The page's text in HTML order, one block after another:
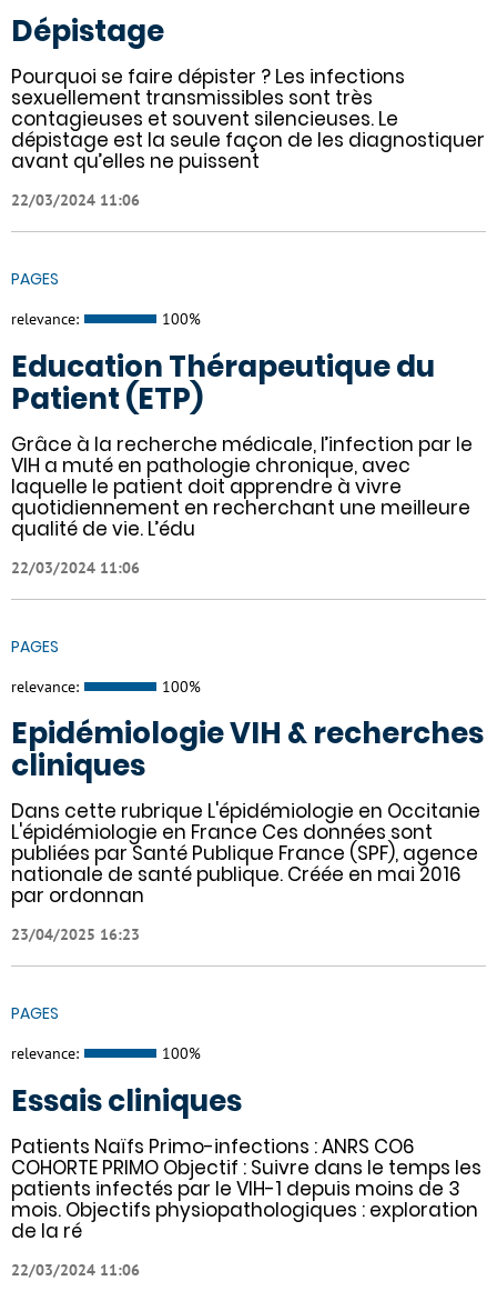
Dépistage
Pourquoi se faire dépister ? Les infections
sexuellement transmissibles sont très
contagieuses et souvent silencieuses. Le
dépistage est la seule façon de les diagnostiquer
avant qu’elles ne puissent
22/03/2024 11:06
PAGES
relevance: 100%
Education Thérapeutique du
Patient (ETP)
Grâce à la recherche médicale, l’infection par le
VIH a muté en pathologie chronique, avec
laquelle le patient doit apprendre à vivre
quotidiennement en recherchant une meilleure
qualité de vie. L’édu
22/03/2024 11:06
PAGES
relevance: 100%
Epidémiologie VIH & recherches
cliniques
Dans cette rubrique L'épidémiologie en Occitanie
L'épidémiologie en France Ces données sont
publiées par Santé Publique France (SPF), agence
nationale de santé publique. Créée en mai 2016
par ordonnan
23/04/2025 16:23
PAGES
relevance: 100%
Essais cliniques
Patients Naïfs Primo-infections : ANRS CO6
COHORTE PRIMO Objectif : Suivre dans le temps les
patients infectés par le VIH-1 depuis moins de 3
mois. Objectifs physiopathologiques : exploration
de la ré
22/03/2024 11:06